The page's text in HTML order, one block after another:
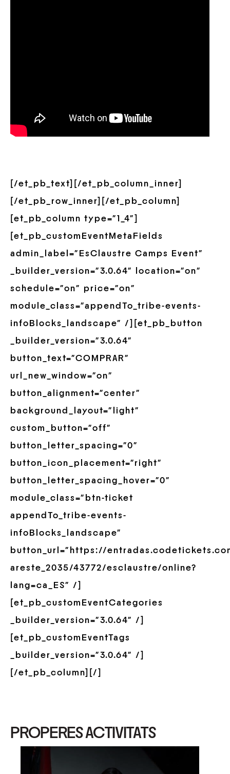
[/et_pb_text][/et_pb_column_inner]
[/et_pb_row_inner][/et_pb_column]
[et_pb_column type=”1_4″]
[et_pb_customEventMetaFields
admin_label=”EsClaustre Camps Event”
_builder_version=”3.0.64″ location=”on”
schedule=”on” price=”on”
module_class=”appendTo_tribe-events-
infoBlocks_landscape” /][et_pb_button
_builder_version=”3.0.64″
button_text=”COMPRAR”
url_new_window=”on”
button_alignment=”center”
background_layout=”light”
custom_button=”off”
button_letter_spacing=”0″
button_icon_placement=”right”
button_letter_spacing_hover=”0″
module_class=”btn-ticket
appendTo_tribe-events-
infoBlocks_landscape”
button_url=”https://
areste_2035/43772/esclaustre/online?
lang=ca_ES” /]
[et_pb_customEventCategories
_builder_version=”3.0.64″ /]
[et_pb_customEventTags
_builder_version=”3.0.64″ /]
[/et_pb_column][/]
PROPERES ACTIVITATS